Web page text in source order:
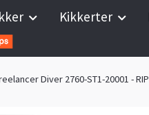
Kikkerter
Diver 2760-ST1-20001 - RIP